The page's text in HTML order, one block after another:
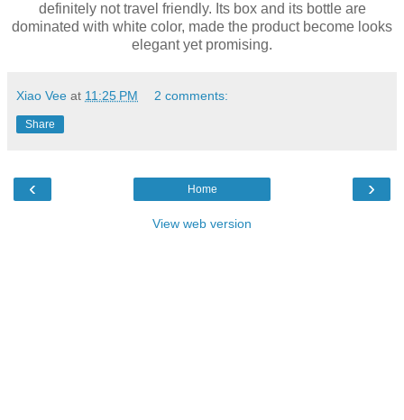
definitely not travel friendly. Its box and its bottle are
dominated with white color, made the product become looks
elegant yet promising.
Xiao Vee at 11:25 PM 2 comments:
Share
‹ ›
Home
View web version